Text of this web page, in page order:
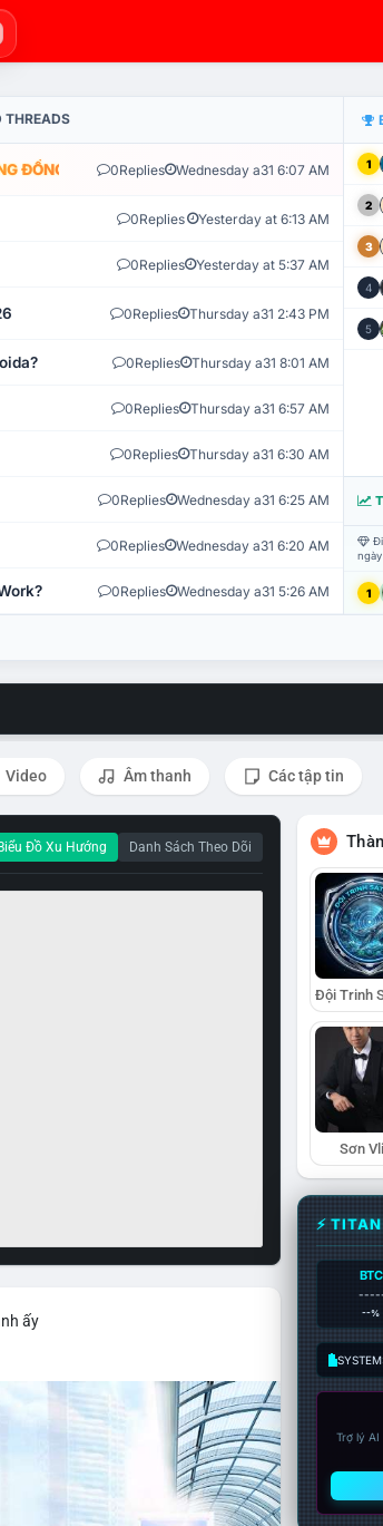
THREADS
ĐỒNG VLIKE.VN: HỆ THỐNG GIÁM SÁT TỰ
0Replies Wednesday a31 6:07 AM
0Replies Yesterday at 6:13 AM
0Replies Yesterday at 5:37 AM
0Replies Thursday a31 2:43 PM
0Replies Thursday a31 8:01 AM
0Replies Thursday a31 6:57 AM
0Replies Thursday a31 6:30 AM
0Replies Wednesday a31 6:25 AM
0Replies Wednesday a31 6:20 AM
0Replies Wednesday a31 5:26 AM
1
2
3
4
5
1
Video Âm thanh Các tập tin
Biểu Đồ Xu Hướng Danh Sách Theo Dõi
ấy
Sơn
⚡
BTC
--%
Trợ lý